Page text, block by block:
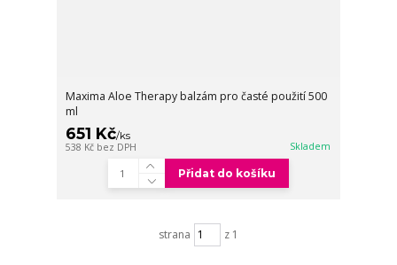
Maxima Aloe Therapy balzám pro časté použití 500
ml
651 Kč/ks
538 Kč bez DPH Skladem
Přidat do košíku
strana z 1